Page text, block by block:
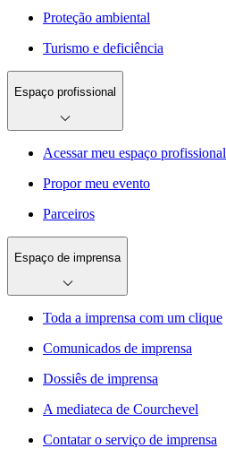
Proteção ambiental
Turismo e deficiência
Espaço profissional
Acessar meu espaço profissional
Propor meu evento
Parceiros
Espaço de imprensa
Toda a imprensa com um clique
Comunicados de imprensa
Dossiês de imprensa
A mediateca de Courchevel
Contatar o serviço de imprensa